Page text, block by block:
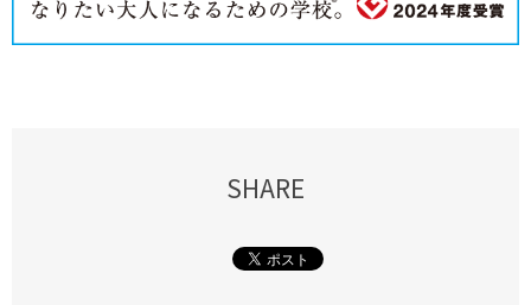
SHARE